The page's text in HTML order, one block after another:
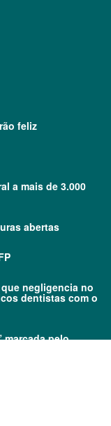
feliz
a mais de 3.000
abertas
negligencia no
dentistas com o
marcada pelo